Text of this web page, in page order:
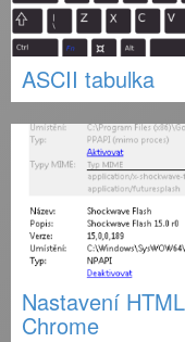
ASCII tabulka
Nastavení
Chrome